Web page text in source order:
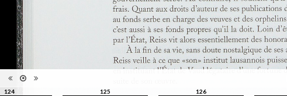
124 125 126